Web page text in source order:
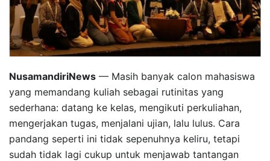
NusamandiriNews — Masih banyak calon mahasiswa
yang memandang kuliah sebagai rutinitas yang
sederhana: datang ke kelas, mengikuti perkuliahan,
mengerjakan tugas, menjalani ujian, lalu lulus. Cara
pandang seperti ini tidak sepenuhnya keliru, tetapi
sudah tidak lagi cukup untuk menjawab tantangan